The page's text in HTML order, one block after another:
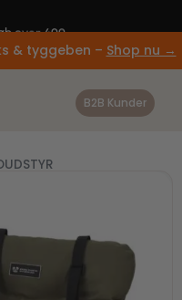
& tyggeben – Shop nu →
B2B Kunder